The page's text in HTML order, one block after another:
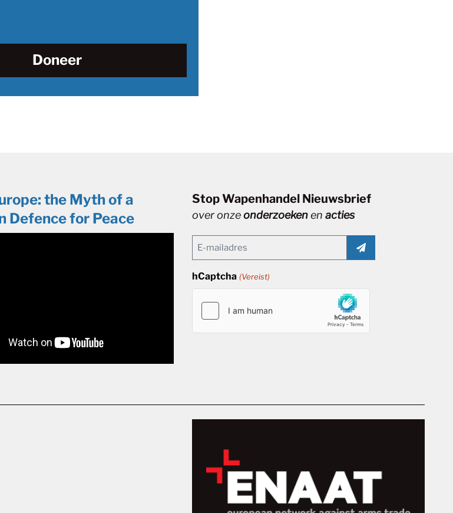
Doneer
the Myth of a
Defence for Peace
Stop Wapenhandel Nieuwsbrief
over onzeonderzoekenenacties
Email
hCaptcha (Vereist)